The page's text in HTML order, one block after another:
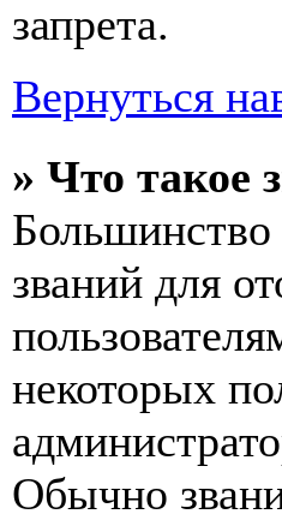
запрета.
Вернуться
» Что такое
званий для
некоторых
Обычно